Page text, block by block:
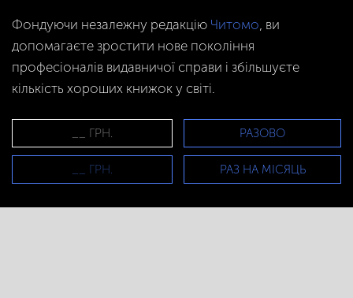
Фондуючи незалежну редакцію Читомо, ви
допомагаєте зростити нове покоління
професіоналів видавничої справи і збільшуєте
кількість хороших книжок у світі.
РАЗОВО
РАЗ НА МІСЯЦЬ